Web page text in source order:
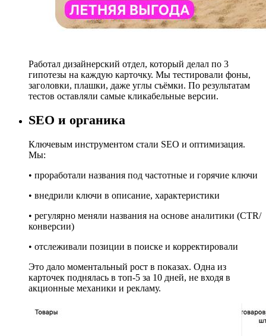
Работал дизайнерский отдел, который делал по 3
гипотезы на каждую карточку. Мы тестировали фоны,
заголовки, плашки, даже углы съёмки. По результатам
тестов оставляли самые кликабельные версии.
SEO и органика
Ключевым инструментом стали SEO и оптимизация.
Мы:
• проработали названия под частотные и горячие ключи
• внедрили ключи в описание, характеристики
• регулярно меняли названия на основе аналитики (CTR/
конверсии)
• отслеживали позиции в поиске и корректировали
Это дало моментальный рост в показах. Одна из
карточек поднялась в топ-5 за 10 дней, не входя в
акционные механики и рекламу.